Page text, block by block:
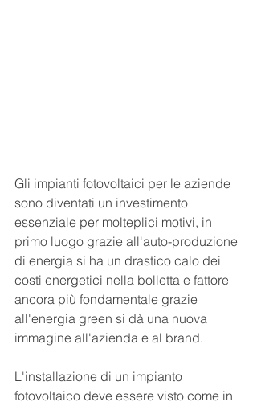
Gli impianti fotovoltaici per le aziende
sono diventati un investimento
essenziale per molteplici motivi, in
primo luogo grazie all'auto-produzione
di energia si ha un drastico calo dei
costi energetici nella bolletta e fattore
ancora più fondamentale grazie
all'energia green si dà una nuova
immagine all'azienda e al brand.
L'installazione di un impianto
fotovoltaico deve essere visto come in